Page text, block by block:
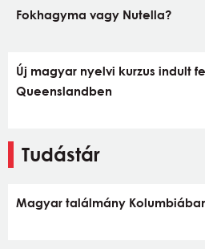
Fokhagyma vagy Nutella?
Új magyar nyelvi kurzus indult
Queenslandben
Tudástár
Magyar találmány